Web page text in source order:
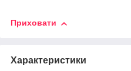
Приховати
Характеристики